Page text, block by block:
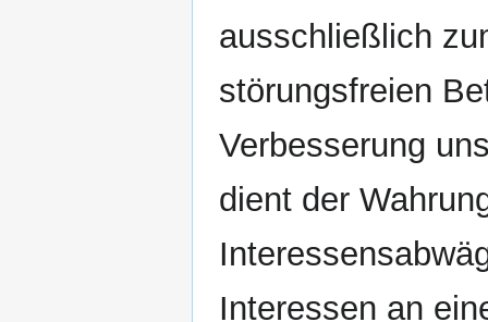
ausschließlich
störungsfreien
Verbesserung
dient der
Interessen an